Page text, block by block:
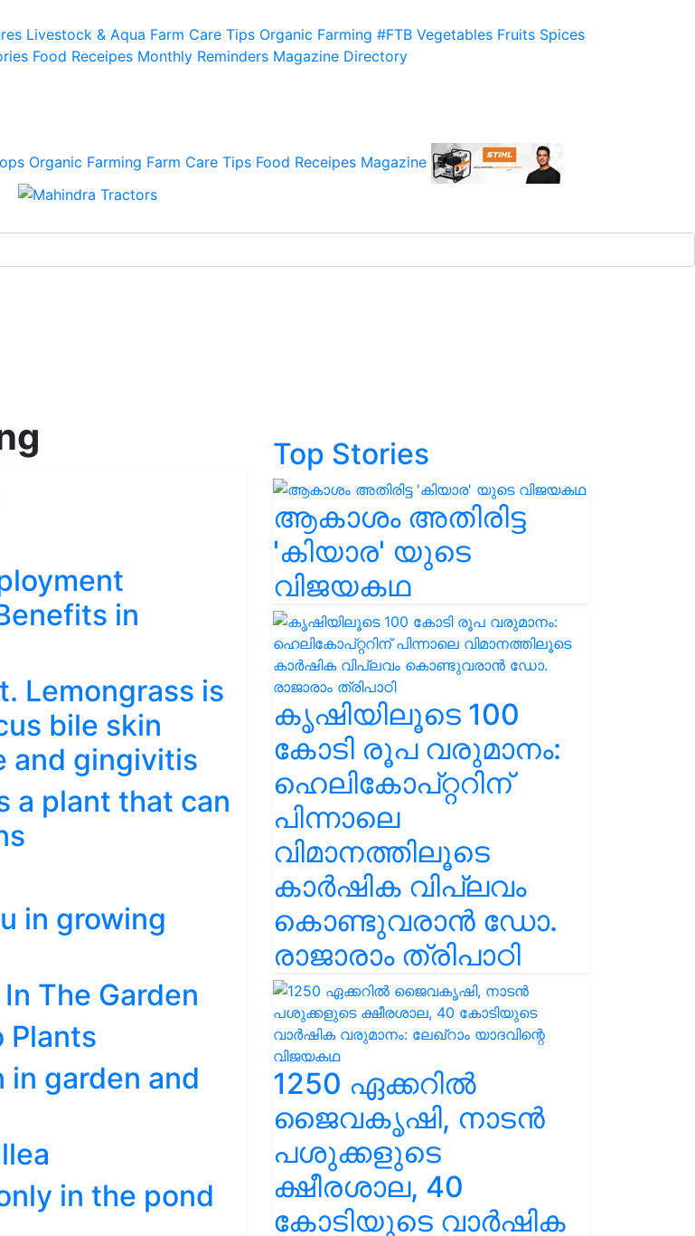
Livestock & Aqua Farm Care Tips Organic Farming #FTB Vegetables Fruits Spices
Food Receipes Monthly Reminders Magazine Directory
Organic Farming Farm Care Tips Food Receipes Magazine
in
Lemongrass is
bile skin
and gingivitis
a plant that can
in growing
The Garden
Plants
in garden and
in the pond
Top Stories
ആകാശം അതിരിട്ട
'കിയാര' യുടെ
വിജയകഥ
കൃഷിയിലൂടെ 100
കോടി രൂപ വരുമാനം:
ഹെലികോപ്റ്ററിന്
പിന്നാലെ
വിമാനത്തിലൂടെ
കാർഷിക വിപ്ലവം
കൊണ്ടുവരാൻ ഡോ.
രാജാരാം ത്രിപാഠി
1250 ഏക്കറിൽ
ജൈവകൃഷി, നാടൻ
പശുക്കളുടെ
ക്ഷീരശാല, 40
കോടിയുടെ വാർഷിക